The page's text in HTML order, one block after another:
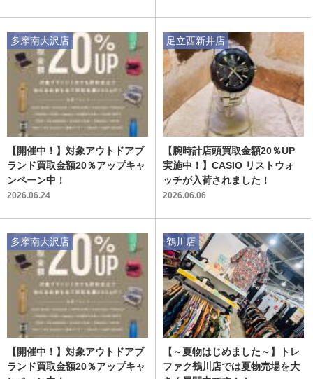
【開催中！】対象アウトドアブ
ランド買取金額20％アップキャ
ンペーン中！
2026.06.24
多摩南大沢店
【腕時計店頭買取金額20％UP
実施中！】CASIO リストウォ
ッチが入荷されました！
2026.06.06
足立西新井店
【開催中！】対象アウトドアブ
ランド買取金額20％アップキャ
多摩南大沢店
【～夏物はじめました～】トレ
ファク鶴川店では夏物売場を大
鶴川店